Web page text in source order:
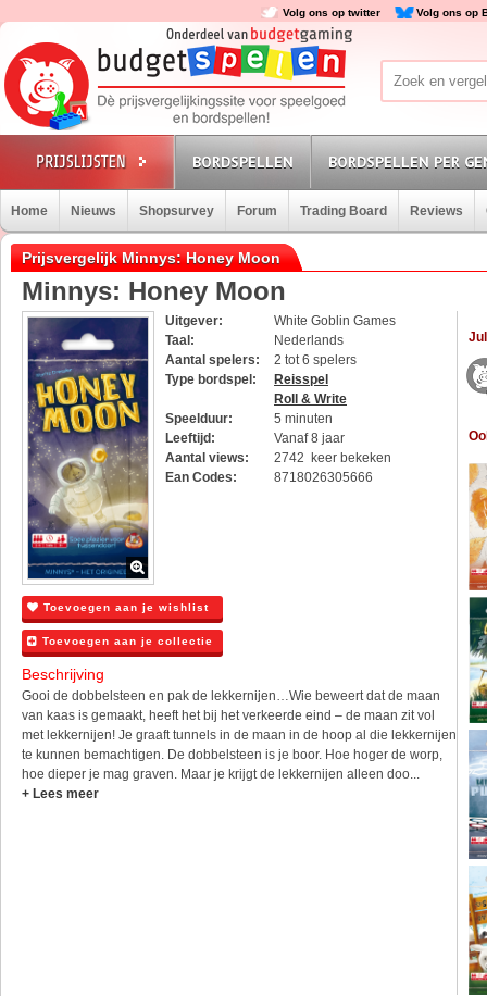
Volg ons op twitter Volg ons op
BORDSPELLEN BORDSPELLEN PER
Home Nieuws Shopsurvey Forum Trading Board Reviews
Prijsvergelijk Minnys: Honey Moon
Minnys: Honey Moon
Uitgever:
White Goblin Games
Taal:
Nederlands
Aantal spelers:
2 tot 6 spelers
Type bordspel:
Reisspel
Roll & Write
Speelduur:
5 minuten
Leeftijd:
Vanaf 8 jaar
Aantal views:
2742 keer bekeken
Ean Codes:
8718026305666
Toevoegen aan je wishlist
Toevoegen aan je collectie
Beschrijving
Gooi de dobbelsteen en pak de lekkernijen…Wie beweert dat de maan
van kaas is gemaakt, heeft het bij het verkeerde eind – de maan zit vol
met lekkernijen! Je graaft tunnels in de maan in de hoop al die lekkernijen
te kunnen bemachtigen. De dobbelsteen is je boor. Hoe hoger de worp,
hoe dieper je mag graven. Maar je krijgt de lekkernijen alleen doo...
+ Lees meer